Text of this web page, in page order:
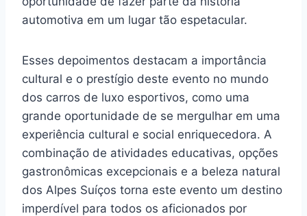
automotiva em um lugar tão espetacular.
Esses depoimentos destacam a importância
cultural e o prestígio deste evento no mundo
dos carros de luxo esportivos, como uma
grande oportunidade de se mergulhar em uma
experiência cultural e social enriquecedora. A
combinação de atividades educativas, opções
gastronômicas excepcionais e a beleza natural
dos Alpes Suíços torna este evento um destino
imperdível para todos os aficionados por